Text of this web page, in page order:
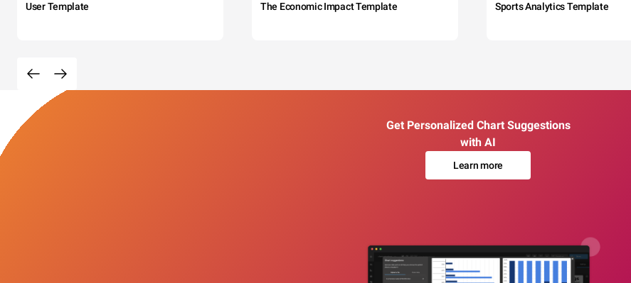
User Template The Economic Impact Template Sports Analytics Template
Get Personalized Chart Suggestions
with AI
Learn more